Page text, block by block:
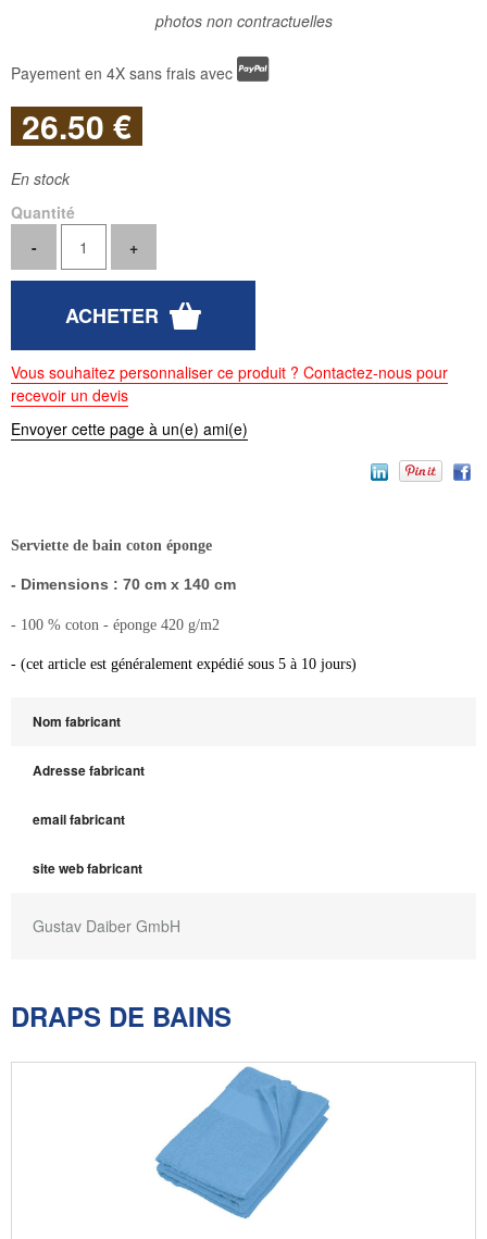
photos non contractuelles
Payement en 4X sans frais avec
26.50 €
En stock
Quantité
Vous souhaitez personnaliser ce produit ? Contactez-nous pour
recevoir un devis
Envoyer cette page à un(e) ami(e)
Serviette de bain coton éponge
- Dimensions : 70 cm x 140 cm
- 100 % coton - éponge 420 g/m2
- (cet article est généralement expédié sous 5 à 10 jours)
Nom fabricant
Adresse fabricant
email fabricant
site web fabricant
Gustav Daiber GmbH
DRAPS DE BAINS